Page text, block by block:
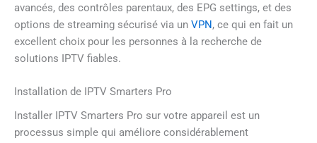
avancés, des contrôles parentaux, des EPG settings, et des
options de streaming sécurisé via un VPN, ce qui en fait un
excellent choix pour les personnes à la recherche de
solutions IPTV fiables.
Installation de IPTV Smarters Pro
Installer IPTV Smarters Pro sur votre appareil est un
processus simple qui améliore considérablement